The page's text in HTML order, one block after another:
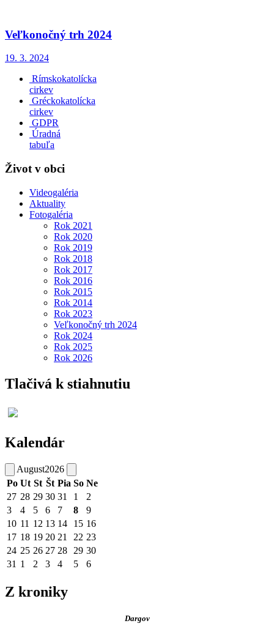
Veľkonočný trh 2024
19. 3. 2024
Rímskokatolícka
cirkev
Gréckokatolícka
cirkev
GDPR
Úradná
tabuľa
Život v obci
Videogaléria
Aktuality
Fotogaléria
Rok 2021
Rok 2020
Rok 2019
Rok 2018
Rok 2017
Rok 2016
Rok 2015
Rok 2014
Rok 2023
Veľkonočný trh 2024
Rok 2024
Rok 2025
Rok 2026
Tlačivá k stiahnutiu
Kalendár
August2026
Po Ut St Št Pia So Ne
27 28 29 30 31 1
2
3
4 5 6 7 8
9
10 11 12 13 14 15 16
17 18 19 20 21 22 23
24 25 26 27 28 29 30
31 1 2 3 4 5 6
Z kroniky
Dargov